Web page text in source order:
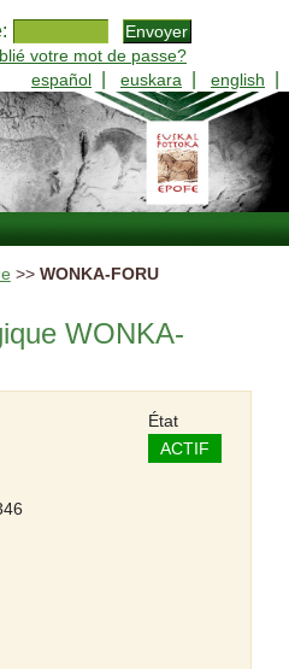
votre mot de passe?
español
euskara english
>> WONKA-FORU
WONKA-
État
ACTIF